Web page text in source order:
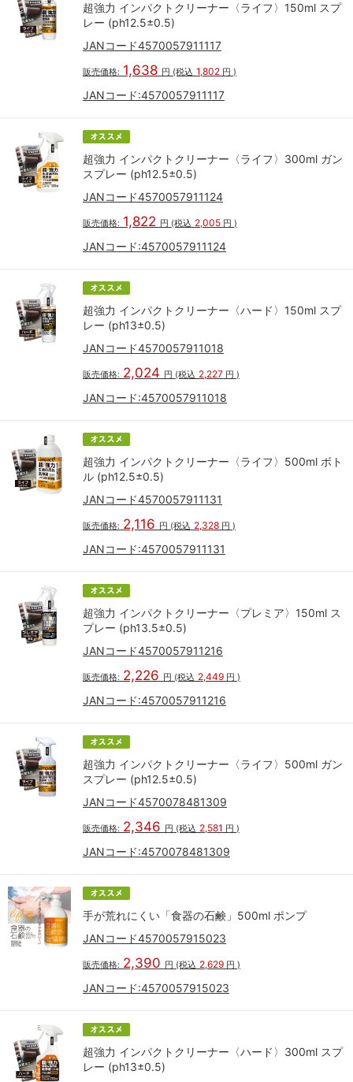
超強力 インパクトクリーナー〈ライフ〉150ml スプ
レー (ph12.5±0.5)
JANコード4570057911117
販売価格: 1,638 円 (税込 1,802 円 )
JANコード:4570057911117
超強力 インパクトクリーナー〈ライフ〉300ml ガン
スプレー (ph12.5±0.5)
JANコード4570057911124
販売価格: 1,822 円 (税込 2,005 円 )
JANコード:4570057911124
超強力 インパクトクリーナー〈ハード〉150ml スプ
レー (ph13±0.5)
JANコード4570057911018
販売価格: 2,024 円 (税込 2,227 円 )
JANコード:4570057911018
超強力 インパクトクリーナー〈ライフ〉500ml ボト
ル (ph12.5±0.5)
JANコード4570057911131
販売価格: 2,116 円 (税込 2,328 円 )
JANコード:4570057911131
超強力 インパクトクリーナー〈プレミア〉150ml ス
プレー (ph13.5±0.5)
JANコード4570057911216
販売価格: 2,226 円 (税込 2,449 円 )
JANコード:4570057911216
超強力 インパクトクリーナー〈ライフ〉500ml ガン
スプレー (ph12.5±0.5)
JANコード4570078481309
販売価格: 2,346 円 (税込 2,581 円 )
JANコード:4570078481309
手が荒れにくい「食器の石鹸」500ml ポンプ
JANコード4570057915023
販売価格: 2,390 円 (税込 2,629 円 )
JANコード:4570057915023
超強力 インパクトクリーナー〈ハード〉300ml スプ
レー (ph13±0.5)